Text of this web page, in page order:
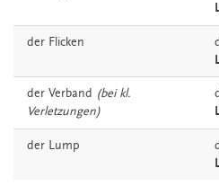
der Flicken
der Verband (bei kl.
Verletzungen)
der Lump